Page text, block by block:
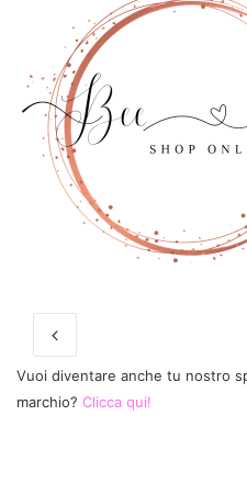
Vuoi diventare anche tu nostro
marchio? Clicca qui!